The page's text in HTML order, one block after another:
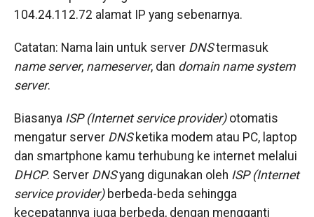
104.24.112.72 alamat IP yang sebenarnya.
Catatan: Nama lain untuk server DNStermasuk
name server, nameserver, dan domain name system
server.
Biasanya ISP (Internet service provider)otomatis
mengatur server DNSketika modem atau PC, laptop
dan smartphone kamu terhubung ke internet melalui
DHCP. Server DNSyang digunakan oleh ISP (Internet
service provider)berbeda-beda sehingga
kecepatannya juga berbeda, dengan mengganti